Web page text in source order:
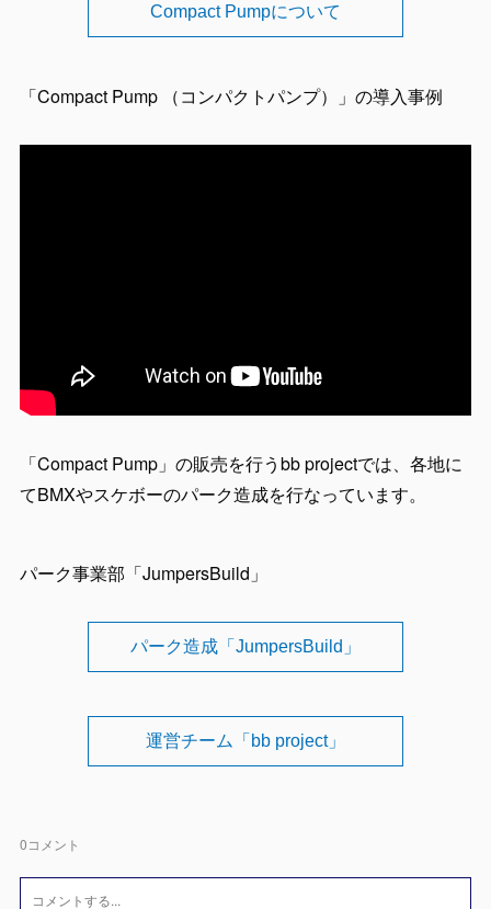
Compact Pumpについて
「Compact Pump （コンパクトパンプ）」の導入事例
「Compact Pump」の販売を行うbb projectでは、各地に
てBMXやスケボーのパーク造成を行なっています。
パーク事業部「JumpersBuild」
パーク造成「JumpersBuild」
運営チーム「bb project」
0コメント